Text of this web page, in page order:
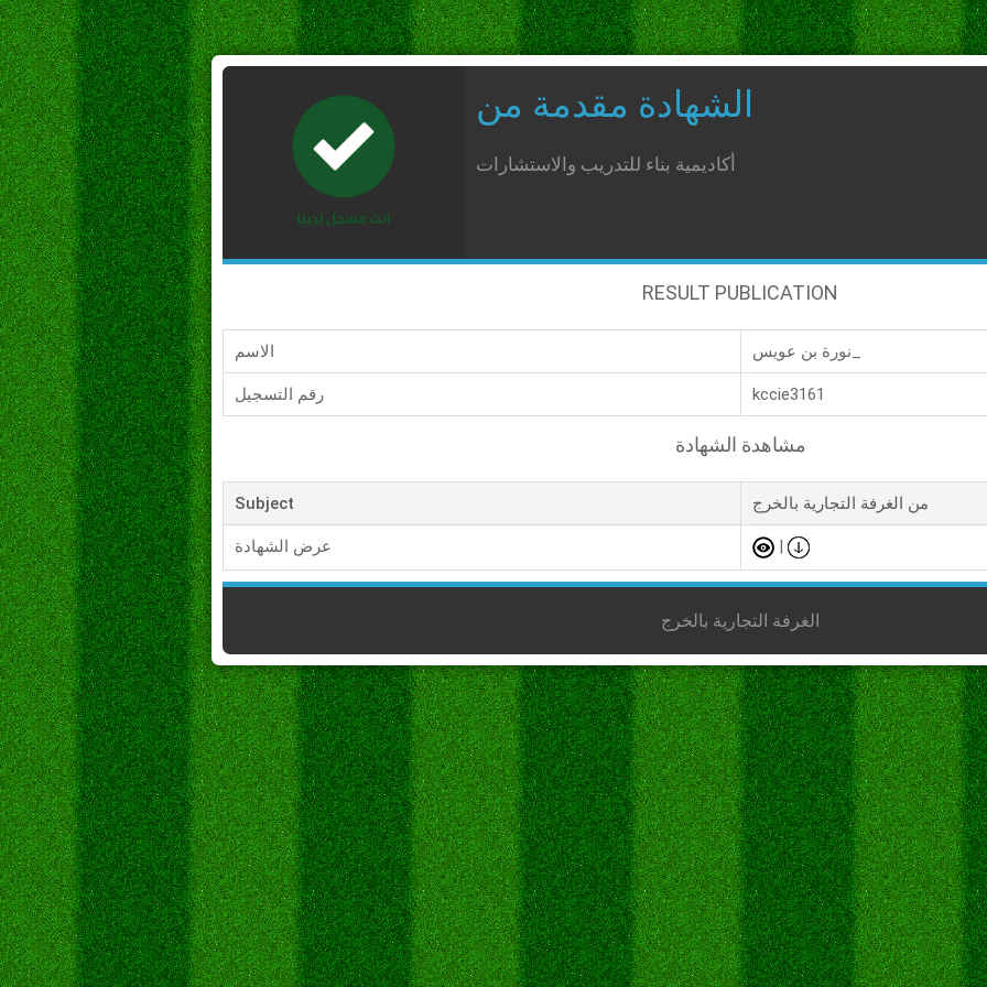
الشهادة مقدمة من
أكاديمية بناء للتدريب والاستشارات
RESULT PUBLICATION
الاسم
رقم التسجيل kccie3161
مشاهدة الشهادة
Subject من الغرفة التجارية بالخرج
عرض الشهادة |
الغرفة التجارية بالخرج